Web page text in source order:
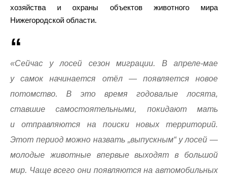
хозяйства и охраны объектов животного мира
Нижегородской области.
«Сейчас у лосей сезон миграции. В апреле-мае
у самок начинается отёл — появляется новое
потомство. В это время годовалые лосята,
ставшие самостоятельными, покидают мать
и отправляются на поиски новых территорий.
Этот период можно назвать „выпускным“ у лосей —
молодые животные впервые выходят в большой
мир. Чаще всего они появляются на автомобильных